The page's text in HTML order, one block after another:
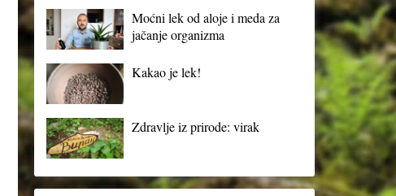
Moćni lek od aloje i meda za
jačanje organizma
Kakao je lek!
Zdravlje iz prirode: virak